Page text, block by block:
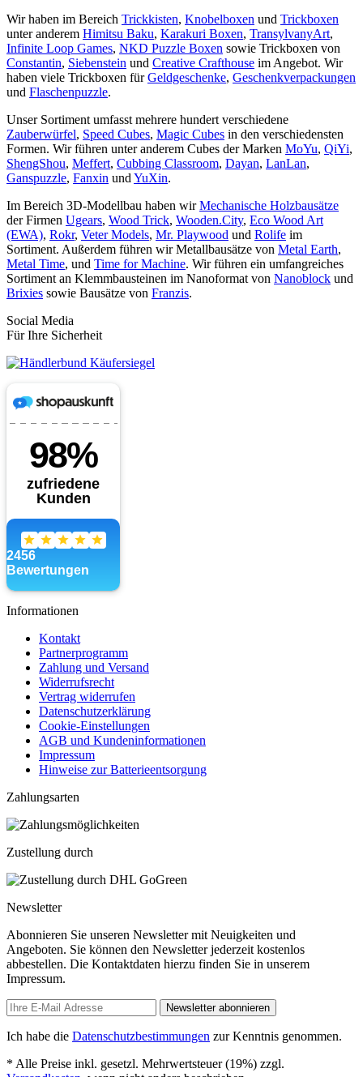
Wir haben im Bereich Trickkisten, Knobelboxen und Trickboxen
unter anderem Himitsu Baku, Karakuri Boxen, TransylvanyArt,
Infinite Loop Games, NKD Puzzle Boxen sowie Trickboxen von
Constantin, Siebenstein und Creative Crafthouse im Angebot. Wir
haben viele Trickboxen fürGeldgeschenke, Geschenkverpackungen
und Flaschenpuzzle.
Unser Sortiment umfasst mehrere hundert verschiedene
Zauberwürfel, Speed Cubes, Magic Cubes in den verschiedensten
Formen. Wir führen unter anderem Cubes der Marken MoYu, QiYi,
ShengShou, Meffert, Cubbing Classroom, Dayan, LanLan,
Ganspuzzle, Fanxin und YuXin.
Im Bereich 3D-Modellbau haben wirMechanische Holzbausätze
der Firmen Ugears, Wood Trick, Wooden.City, Eco Wood Art
(EWA), Rokr, Veter Models, Mr. Playwood und Rolife im
Sortiment. Außerdem führen wir Metallbausätze von Metal Earth,
Metal Time, und Time for Machine. Wir führen ein umfangreiches
Sortiment an Klemmbausteinen im Nanoformat von Nanoblock und
Brixies sowie Bausätze von Franzis.
Social Media
Für Ihre Sicherheit
Informationen
Kontakt
Partnerprogramm
Zahlung und Versand
Widerrufsrecht
Vertrag widerrufen
Datenschutzerklärung
Cookie-Einstellungen
AGB und Kundeninformationen
Impressum
Hinweise zur Batterieentsorgung
Zahlungsarten
Zustellung durch
Newsletter
Abonnieren Sie unseren Newsletter mit Neuigkeiten und
Angeboten. Sie können den Newsletter jederzeit kostenlos
abbestellen. Die Kontaktdaten hierzu finden Sie in unserem
Impressum.
Newsletter abonnieren
Ich habe die Datenschutzbestimmungen zur Kenntnis genommen.
* Alle Preise inkl. gesetzl. Mehrwertsteuer (19%) zzgl.